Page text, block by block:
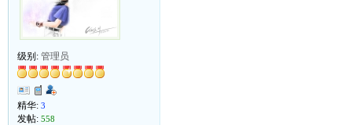
级别: 管理员
精华: 3
发帖: 558